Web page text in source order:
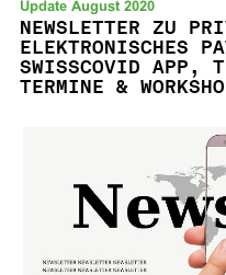
Update August 2020
NEWSLETTER ZU
ELEKTRONISCHES
SWISSCOVID APP,
TERMINE &